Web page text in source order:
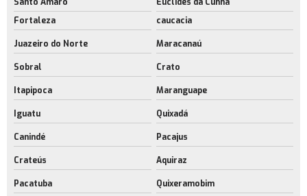
Fortaleza
caucacia
Juazeiro do Norte Maracanaú
Sobral Crato
Itapipoca Maranguape
Iguatu Quixadá
Canindé Pacajus
Crateús Aquiraz
Pacatuba
Quixeramobim